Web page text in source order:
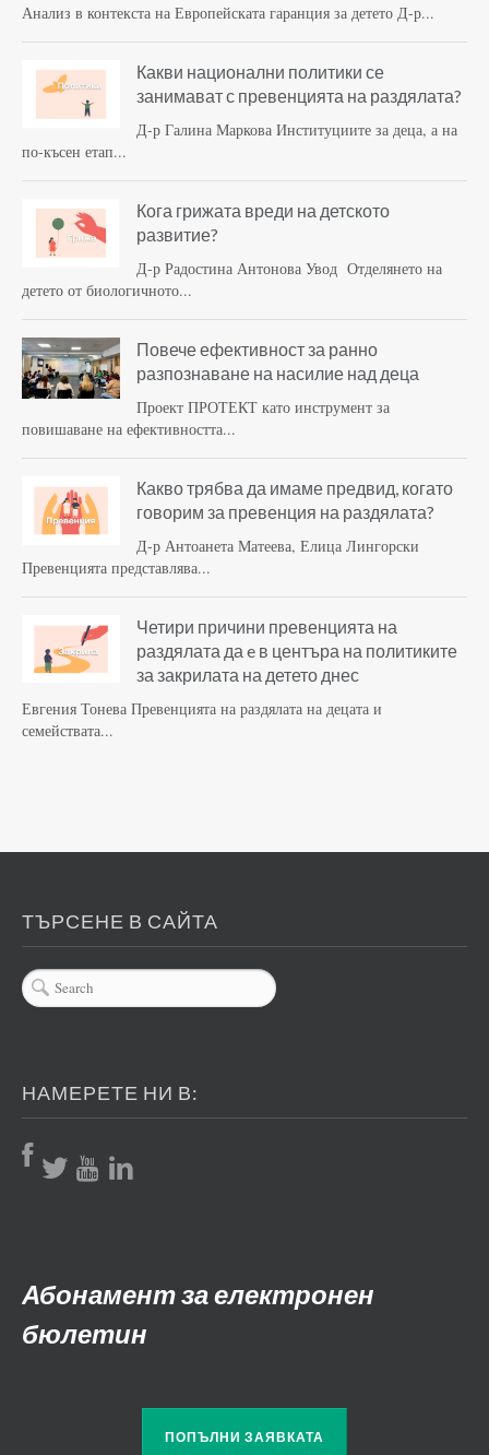
Анализ в контекста на Европейската гаранция за детето Д-р...
Какви национални политики се
занимават с превенцията на раздялата?
Д-р Галина Маркова Институциите за деца, а на
по-късен етап...
Кога грижата вреди на детското
развитие?
Д-р Радостина Антонова Увод Отделянето на
детето от биологичното...
Повече ефективност за ранно
разпознаване на насилие над деца
Проект ПРОТЕКТ като инструмент за
повишаване на ефективността...
Какво трябва да имаме предвид, когато
говорим за превенция на раздялата?
Д-р Антоанета Матеева, Елица Лингорски
Превенцията представлява...
Четири причини превенцията на
раздялата да e в центъра на политиките
за закрилата на детето днес
Евгения Тонева Превенцията на раздялата на децата и
семействата...
ТЪРСЕНЕ В САЙТА
НАМЕРЕТЕ НИ В:
Абонамент за електронен
бюлетин
ПОПЪЛНИ ЗАЯВКАТА